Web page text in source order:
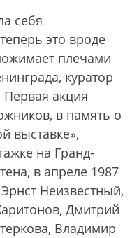
себя
это вроде
плечами
куратор
Первая акция
в память о
выставке»,
на Гранд-
в апреле 1987
Неизвестный,
Дмитрий
Владимир